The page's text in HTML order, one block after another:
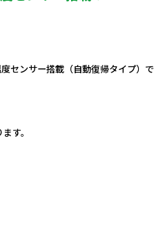
センサー搭載（自動復帰タイプ）で
す。